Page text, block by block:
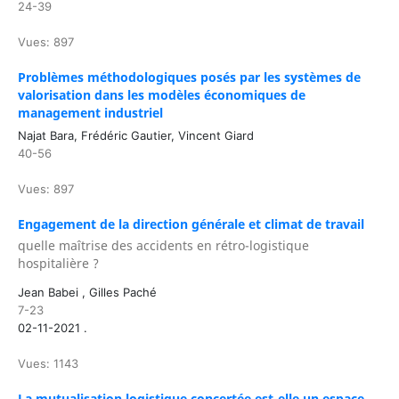
24-39
Vues: 897
Problèmes méthodologiques posés par les systèmes de
valorisation dans les modèles économiques de
management industriel
Najat Bara, Frédéric Gautier, Vincent Giard
40-56
Vues: 897
Engagement de la direction générale et climat de travail
quelle maîtrise des accidents en rétro-logistique
hospitalière ?
Jean Babei , Gilles Paché
7-23
02-11-2021 .
Vues: 1143